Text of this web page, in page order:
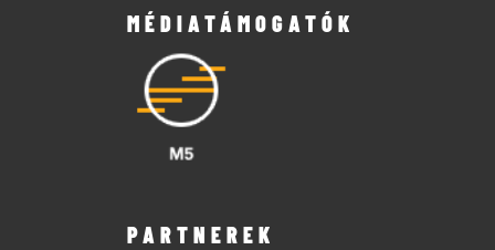
MÉDIATÁMOGATÓK
PARTNEREK